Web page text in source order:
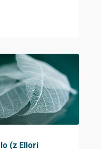
(z Ellori